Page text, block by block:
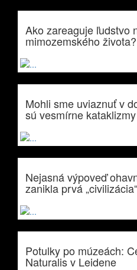
Ako zareaguje ľudstvo
mimozemského života?
Mohli sme uviaznuť v
sú vesmírne
Nejasná výpoveď
zanikla prvá
Potulky po múzeách:
Naturalis v Leidene